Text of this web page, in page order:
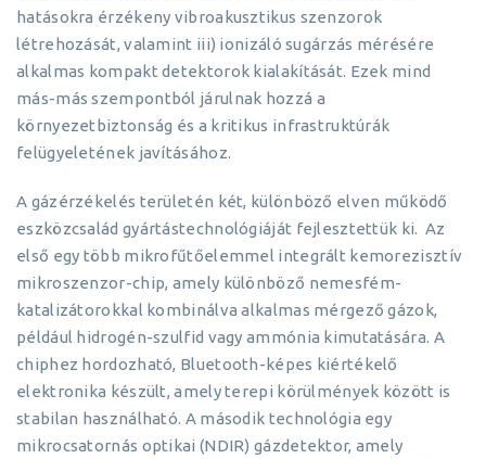
hatásokra érzékeny vibroakusztikus szenzorok
létrehozását, valamint iii) ionizáló sugárzás mérésére
alkalmas kompakt detektorok kialakítását. Ezek mind
más-más szempontból járulnak hozzá a
környezetbiztonság és a kritikus infrastruktúrák
felügyeletének javításához.
A gázérzékelés területén két, különböző elven működő
eszközcsalád gyártástechnológiáját fejlesztettük ki. Az
első egy több mikrofűtőelemmel integrált kemorezisztív
mikroszenzor-chip, amely különböző nemesfém-
katalizátorokkal kombinálva alkalmas mérgező gázok,
például hidrogén-szulfid vagy ammónia kimutatására. A
chiphez hordozható, Bluetooth-képes kiértékelő
elektronika készült, amely terepi körülmények között is
stabilan használható. A második technológia egy
mikrocsatornás optikai (NDIR) gázdetektor, amely